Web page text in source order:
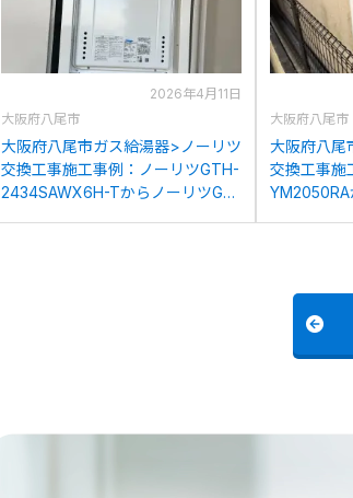
2026年4月11日
大阪府八尾市
大阪府八尾市ガス給湯器>ノーリツ
交換工事施工事例：ノーリツGTH-
2434SAWX6H-TからノーリツGT-
大阪府八尾市
大阪府八尾
交換工事施
YM2050RA